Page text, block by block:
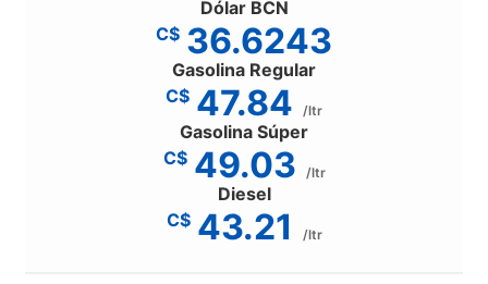
Dólar BCN
C$ 36.6243
Gasolina Regular
C$ 47.84 /ltr
Gasolina Súper
C$ 49.03 /ltr
Diesel
C$ 43.21 /ltr